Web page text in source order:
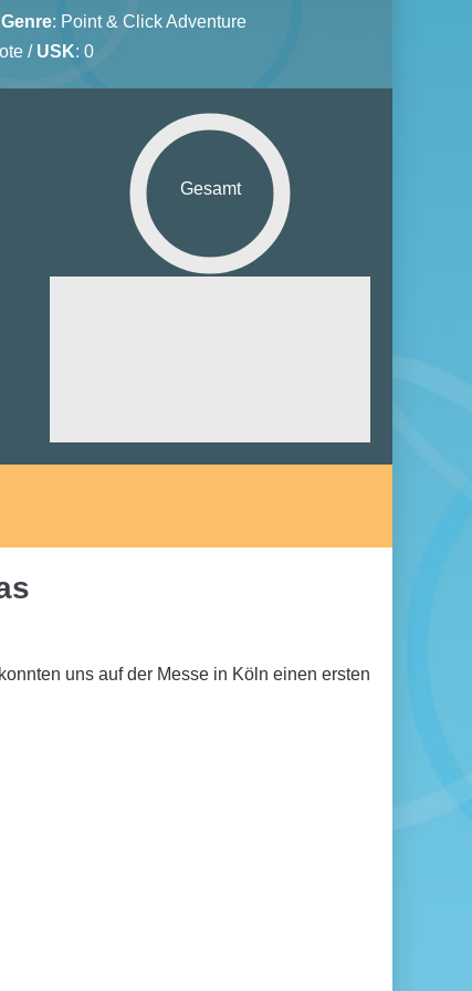
Genre: Point & Click Adventure
/ USK: 0
Gesamt
uns auf der Messe in Köln einen ersten